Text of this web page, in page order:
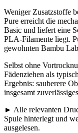
Weniger Zusatzstoffe
Pure erreicht die
Basic und liefert eine
PLA-Filamente liegt.
gewohnten Bambu
Selbst ohne
Fädenziehen als
Ergebnis: sauberere
insgesamt
► Alle relevanten
Spule hinterlegt und
ausgelesen.